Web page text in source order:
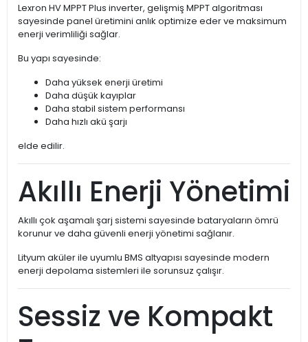
Lexron HV MPPT Plus inverter, gelişmiş MPPT algoritması
sayesinde panel üretimini anlık optimize eder ve maksimum
enerji verimliliği sağlar.
Bu yapı sayesinde:
Daha yüksek enerji üretimi
Daha düşük kayıplar
Daha stabil sistem performansı
Daha hızlı akü şarjı
elde edilir.
Akıllı Enerji Yönetimi
Akıllı çok aşamalı şarj sistemi sayesinde bataryaların ömrü
korunur ve daha güvenli enerji yönetimi sağlanır.
Lityum aküler ile uyumlu BMS altyapısı sayesinde modern
enerji depolama sistemleri ile sorunsuz çalışır.
Sessiz ve Kompakt